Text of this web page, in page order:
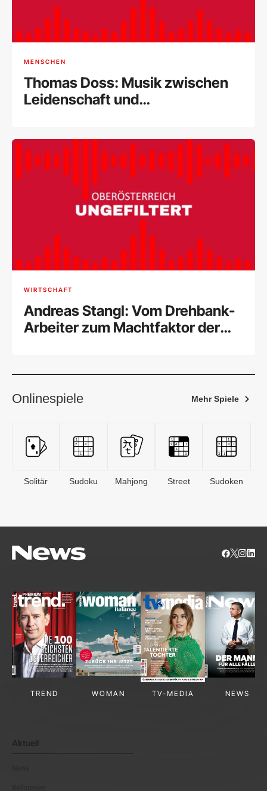
MENSCHEN
Thomas Doss: Musik zwischen
Leidenschaft und
WIRTSCHAFT
Andreas Stangl: Vom Drehbank-
Arbeiter zum Machtfaktor der
Onlinespiele Mehr Spiele
Solitär Sudoku Mahjong Street Sudoken
TREND WOMAN TV-MEDIA NEWS